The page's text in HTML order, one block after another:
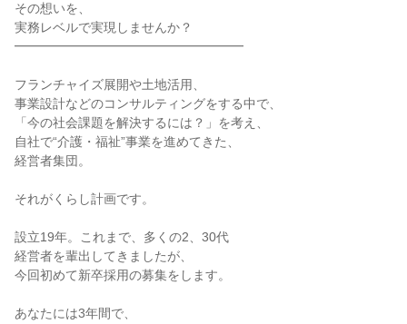
その想いを、
実務レベルで実現しませんか？
━━━━━━━━━━━━━━━━━━
フランチャイズ展開や土地活用、
事業設計などのコンサルティングをする中で、
「今の社会課題を解決するには？」を考え、
自社で“介護・福祉”事業を進めてきた、
経営者集団。
それがくらし計画です。
設立19年。これまで、多くの2、30代
経営者を輩出してきましたが、
今回初めて新卒採用の募集をします。
あなたには3年間で、